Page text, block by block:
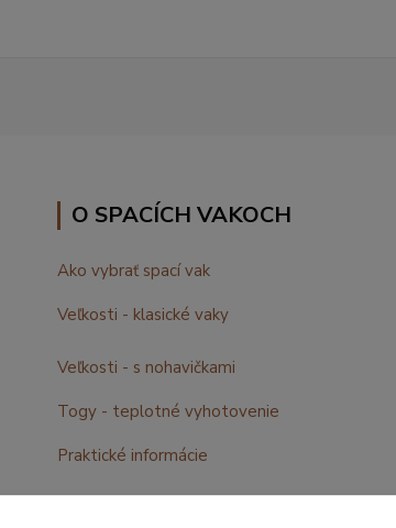
O SPACÍCH VAKOCH
Ako vybrať spací vak
Veľkosti - klasické vaky
Veľkosti - s nohavičkami
Togy - teplotné vyhotovenie
Praktické informácie